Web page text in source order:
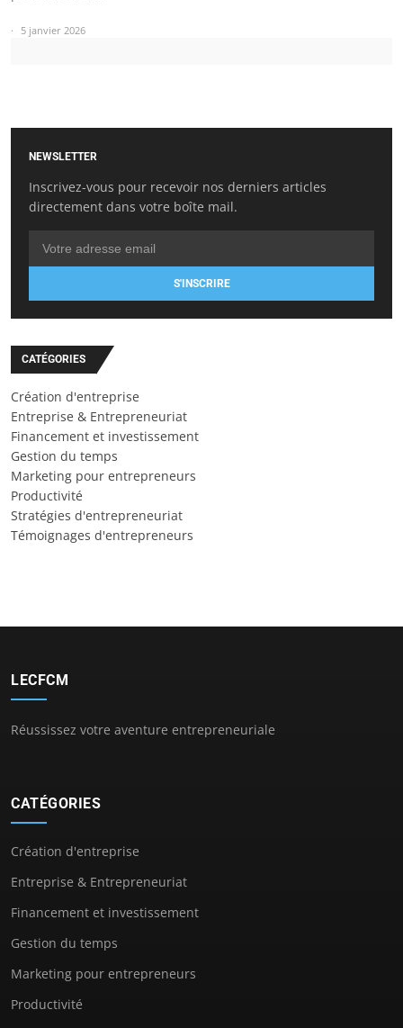
5 janvier 2026
NEWSLETTER
Inscrivez-vous pour recevoir nos derniers articles
directement dans votre boîte mail.
S'INSCRIRE
CATÉGORIES
Création d'entreprise
Entreprise & Entrepreneuriat
Financement et investissement
Gestion du temps
Marketing pour entrepreneurs
Productivité
Stratégies d'entrepreneuriat
Témoignages d'entrepreneurs
LECFCM
Réussissez votre aventure entrepreneuriale
CATÉGORIES
Création d'entreprise
Entreprise & Entrepreneuriat
Financement et investissement
Gestion du temps
Marketing pour entrepreneurs
Productivité